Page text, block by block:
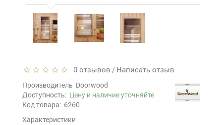
0 отзывов / Написать отзыв
Производитель Doorwood
Доступность: Цену и наличие уточняйте
Код товара: 6260
Характеристики